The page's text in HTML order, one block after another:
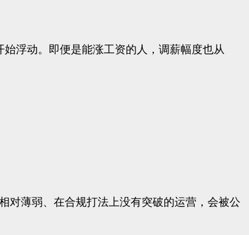
浮动。即便是能涨工资的人，调薪幅度也从
对薄弱、在合规打法上没有突破的运营，会被公